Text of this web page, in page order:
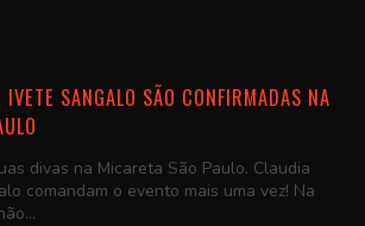
SANGALO SÃO CONFIRMADAS NA
divas na Micareta São Paulo. Claudia
comandam o evento mais uma vez! Na